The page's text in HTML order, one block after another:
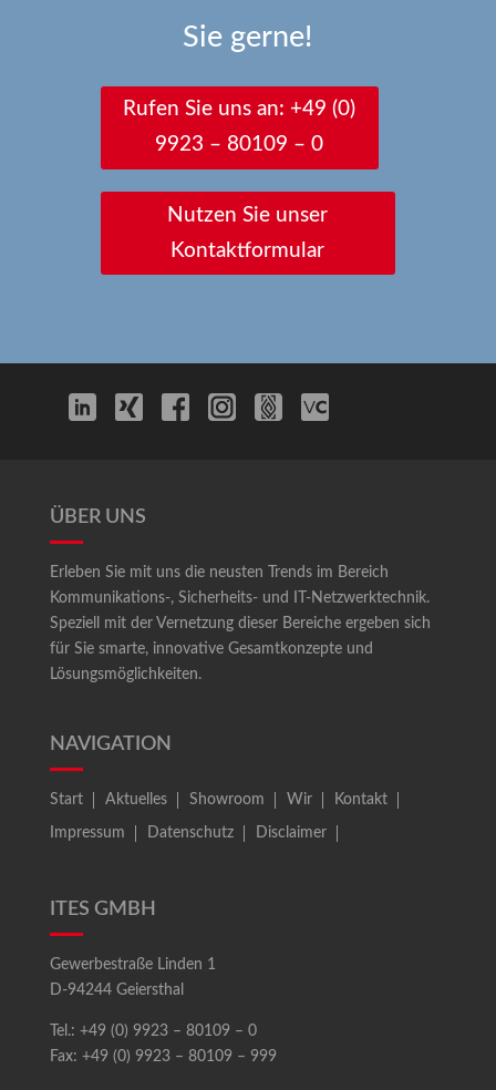
Sie gerne!
Rufen Sie uns an: +49 (0)
9923 – 80109 – 0
Nutzen Sie unser
Kontaktformular
ÜBER UNS
Erleben Sie mit uns die neusten Trends im Bereich
Kommunikations-, Sicherheits- und IT-Netzwerktechnik.
Speziell mit der Vernetzung dieser Bereiche ergeben sich
für Sie smarte, innovative Gesamtkonzepte und
Lösungsmöglichkeiten.
NAVIGATION
Start Aktuelles Showroom Wir Kontakt
Impressum Datenschutz Disclaimer
ITES GMBH
Gewerbestraße Linden 1
D-94244 Geiersthal
Tel.: +49 (0) 9923 – 80109 – 0
Fax: +49 (0) 9923 – 80109 – 999